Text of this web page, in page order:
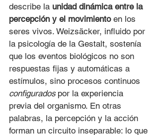
describe la unidad dinámica entre la
percepción y el movimiento en los
seres vivos. Weizsäcker, influido por
la psicología de la Gestalt, sostenía
que los eventos biológicos no son
respuestas fijas y automáticas a
estímulos, sino procesos continuos
configurados por la experiencia
previa del organismo. En otras
palabras, la percepción y la acción
forman un circuito inseparable: lo que